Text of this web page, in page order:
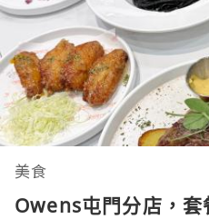
美食
Owens屯門分店，